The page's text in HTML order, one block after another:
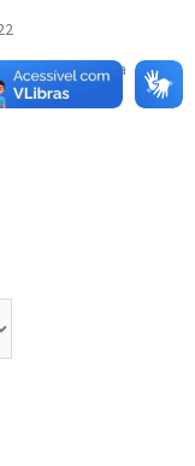
Família Isaura